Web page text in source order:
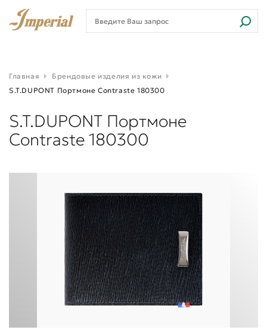
Главная
Брендовые изделия из кожи
S.T.DUPONT Портмоне Contraste 180300
S.T.DUPONT Портмоне
Contraste 180300